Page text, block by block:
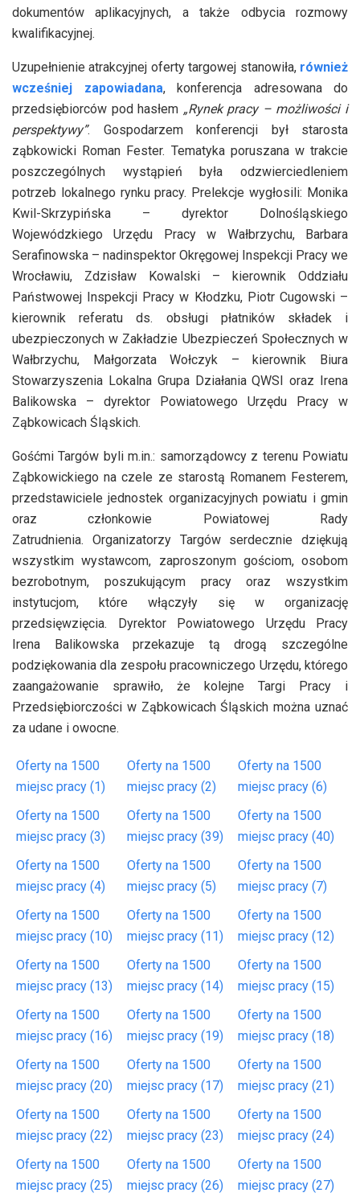
dokumentów aplikacyjnych, a także odbycia rozmowy
kwalifikacyjnej.
Uzupełnienie atrakcyjnej oferty targowej stanowiła, również
wcześniej zapowiadana, konferencja adresowana do
przedsiębiorców pod hasłem „Rynek pracy – możliwości i
perspektywy”. Gospodarzem konferencji był starosta
ząbkowicki Roman Fester. Tematyka poruszana w trakcie
poszczególnych wystąpień była odzwierciedleniem
potrzeb lokalnego rynku pracy. Prelekcje wygłosili: Monika
Kwil-Skrzypińska – dyrektor Dolnośląskiego
Wojewódzkiego Urzędu Pracy w Wałbrzychu, Barbara
Serafinowska – nadinspektor Okręgowej Inspekcji Pracy we
Wrocławiu, Zdzisław Kowalski – kierownik Oddziału
Państwowej Inspekcji Pracy w Kłodzku, Piotr Cugowski –
kierownik referatu ds. obsługi płatników składek i
ubezpieczonych w Zakładzie Ubezpieczeń Społecznych w
Wałbrzychu, Małgorzata Wołczyk – kierownik Biura
Stowarzyszenia Lokalna Grupa Działania QWSI oraz Irena
Balikowska – dyrektor Powiatowego Urzędu Pracy w
Ząbkowicach Śląskich.
Gośćmi Targów byli m.in.: samorządowcy z terenu Powiatu
Ząbkowickiego na czele ze starostą Romanem Festerem,
przedstawiciele jednostek organizacyjnych powiatu i gmin
oraz członkowie Powiatowej Rady
Zatrudnienia. Organizatorzy Targów serdecznie dziękują
wszystkim wystawcom, zaproszonym gościom, osobom
bezrobotnym, poszukującym pracy oraz wszystkim
instytucjom, które włączyły się w organizację
przedsięwzięcia. Dyrektor Powiatowego Urzędu Pracy
Irena Balikowska przekazuje tą drogą szczególne
podziękowania dla zespołu pracowniczego Urzędu, którego
zaangażowanie sprawiło, że kolejne Targi Pracy i
Przedsiębiorczości w Ząbkowicach Śląskich można uznać
za udane i owocne.
Oferty na 1500
miejsc pracy (1)
Oferty na 1500
miejsc pracy (2)
Oferty na 1500
miejsc pracy (6)
Oferty na 1500
miejsc pracy (3)
Oferty na 1500
miejsc pracy (39)
Oferty na 1500
miejsc pracy (40)
Oferty na 1500
miejsc pracy (4)
Oferty na 1500
miejsc pracy (5)
Oferty na 1500
miejsc pracy (7)
Oferty na 1500
miejsc pracy (10)
Oferty na 1500
miejsc pracy (11)
Oferty na 1500
miejsc pracy (12)
Oferty na 1500
miejsc pracy (13)
Oferty na 1500
miejsc pracy (14)
Oferty na 1500
miejsc pracy (15)
Oferty na 1500
miejsc pracy (16)
Oferty na 1500
miejsc pracy (19)
Oferty na 1500
miejsc pracy (18)
Oferty na 1500
miejsc pracy (20)
Oferty na 1500
miejsc pracy (17)
Oferty na 1500
miejsc pracy (21)
Oferty na 1500
miejsc pracy (22)
Oferty na 1500
miejsc pracy (23)
Oferty na 1500
miejsc pracy (24)
Oferty na 1500
miejsc pracy (25)
Oferty na 1500
miejsc pracy (26)
Oferty na 1500
miejsc pracy (27)